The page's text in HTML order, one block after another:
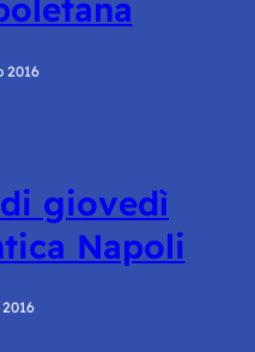
2016
giovedì
Napoli